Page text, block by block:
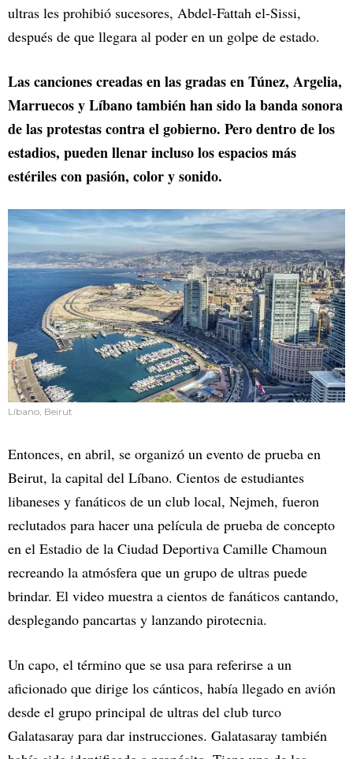
ultras les prohibió sucesores, Abdel-Fattah el-Sissi,
después de que llegara al poder en un golpe de estado.
Las canciones creadas en las gradas en Túnez, Argelia,
Marruecos y Líbano también han sido la banda sonora
de las protestas contra el gobierno. Pero dentro de los
estadios, pueden llenar incluso los espacios más
estériles con pasión, color y sonido.
Líbano, Beirut
Entonces, en abril, se organizó un evento de prueba en
Beirut, la capital del Líbano. Cientos de estudiantes
libaneses y fanáticos de un club local, Nejmeh, fueron
reclutados para hacer una película de prueba de concepto
en el Estadio de la Ciudad Deportiva Camille Chamoun
recreando la atmósfera que un grupo de ultras puede
brindar. El video muestra a cientos de fanáticos cantando,
desplegando pancartas y lanzando pirotecnia.
Un capo, el término que se usa para referirse a un
aficionado que dirige los cánticos, había llegado en avión
desde el grupo principal de ultras del club turco
Galatasaray para dar instrucciones. Galatasaray también